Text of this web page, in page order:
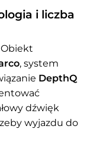
i liczba
Obiekt
, system
DepthQ
dźwięk
wyjazdu do